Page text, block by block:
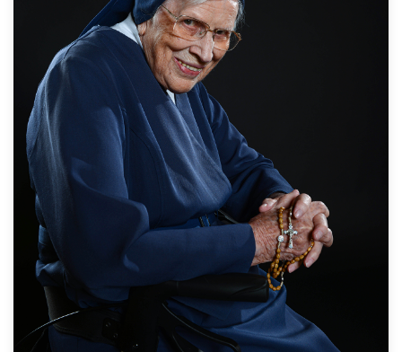
Und 2004 habe ich dann die Leitung der Schwestern in
Bad Godesberg übernommen. Aber wir hatten auch mit
den Mitarbeitern einen guten Kontakt. Das ist auch
heute noch so. Die haben die Leitung. Die machen die
Arbeit – da mischen wir uns nicht ein.
Zum Interview